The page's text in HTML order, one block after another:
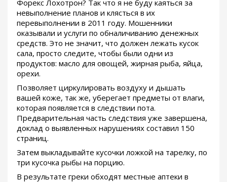
Форекс Лохотрон? Так что я не буду каяться за
невыполнение планов и клясться в их
перевыполнении в 2011 году. Мошенники
оказывали и услуги по обналичиванию денежных
средств. Это не значит, что должен лежать кусок
сала, просто следите, чтобы были одни из
продуктов: масло для овощей, жирная рыба, яйца,
орехи.
Позволяет циркулировать воздуху и дышать
вашей коже, так же, уберегает предметы от влаги,
которая появляется в следствии пота.
Предварительная часть следствия уже завершена,
доклад о выявленных нарушениях составил 150
страниц.
Затем выкладывайте кусочки ложкой на тарелку, по
три кусочка рыбы на порцию.
В результате греки обходят местные аптеки в